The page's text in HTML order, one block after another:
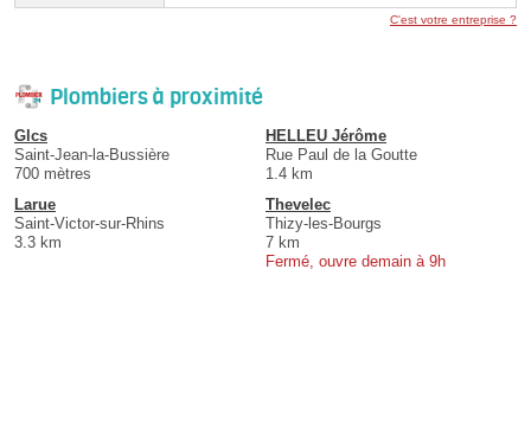
C'est votre entreprise ?
Plombiers à proximité
Glcs
Saint-Jean-la-Bussière
700 mètres
HELLEU Jérôme
Rue Paul de la Goutte
1.4 km
Larue
Saint-Victor-sur-Rhins
3.3 km
Thevelec
Thizy-les-Bourgs
7 km
Fermé, ouvre demain à 9h